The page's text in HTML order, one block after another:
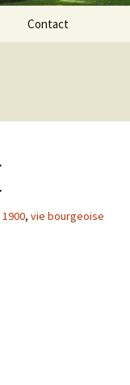
Contact
, vie bourgeoise